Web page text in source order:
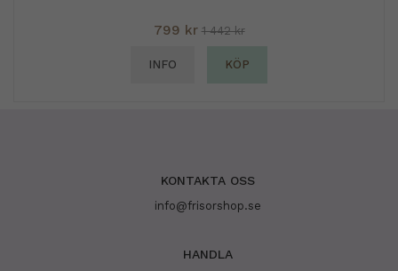
799 kr 1 442 kr
INFO KÖP
KONTAKTA OSS
info@frisorshop.se
HANDLA